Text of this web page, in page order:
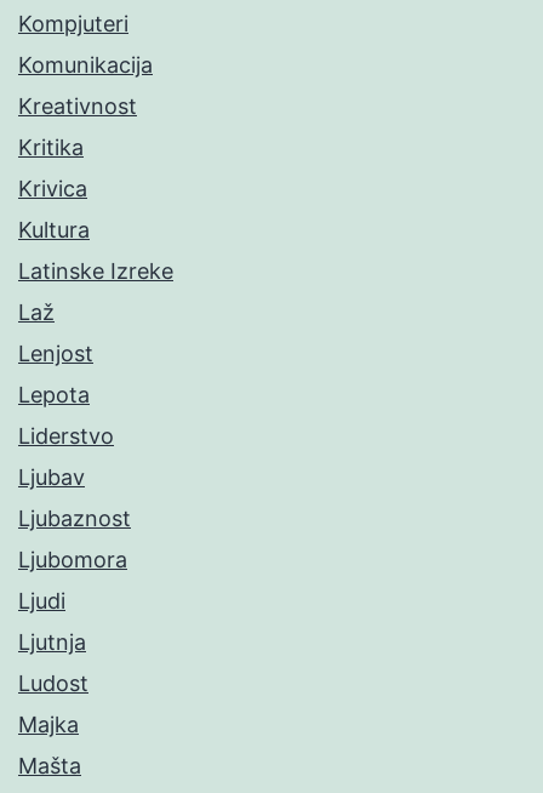
Kompjuteri
Komunikacija
Kreativnost
Kritika
Krivica
Kultura
Latinske Izreke
Laž
Lenjost
Lepota
Liderstvo
Ljubav
Ljubaznost
Ljubomora
Ljudi
Ljutnja
Ludost
Majka
Mašta